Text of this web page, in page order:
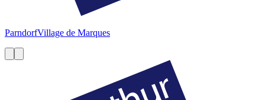
ParndorfVillage de Marques